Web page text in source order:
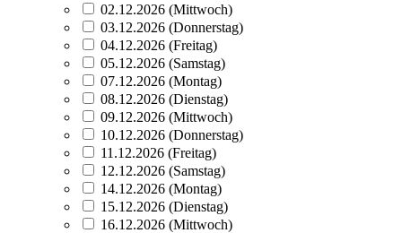
02.12.2026 (Mittwoch)
03.12.2026 (Donnerstag)
04.12.2026 (Freitag)
05.12.2026 (Samstag)
07.12.2026 (Montag)
08.12.2026 (Dienstag)
09.12.2026 (Mittwoch)
10.12.2026 (Donnerstag)
11.12.2026 (Freitag)
12.12.2026 (Samstag)
14.12.2026 (Montag)
15.12.2026 (Dienstag)
16.12.2026 (Mittwoch)